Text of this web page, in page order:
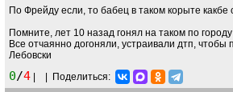
По Фрейду если, то бабец в таком корыте
Помните, лет 10 назад гонял на таком по
Все отчаянно догоняли, устраивали дтп,
Лебовски
0/4
Поделиться: